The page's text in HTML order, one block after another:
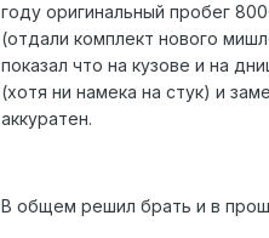
году оригинальный пробег
(отдали комплект нового
показал что на кузове и на
(хотя ни намека на стук) и
аккуратен.
В общем решил брать и в